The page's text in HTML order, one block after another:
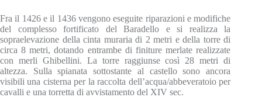
Fra il 1426 e il 1436 vengono eseguite riparazioni e modifiche
del complesso fortificato del Baradello e si realizza la
sopraelevazione della cinta muraria di 2 metri e della torre di
circa 8 metri, dotando entrambe di finiture merlate realizzate
con merli Ghibellini. La torre raggiunse così 28 metri di
altezza. Sulla spianata sottostante al castello sono ancora
visibili una cisterna per la raccolta dell’acqua/abbeveratoio per
cavalli e una torretta di avvistamento del XIV sec.